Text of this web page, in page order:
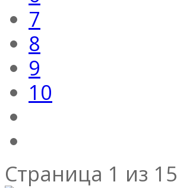
7
8
9
10
Страница 1 из 15